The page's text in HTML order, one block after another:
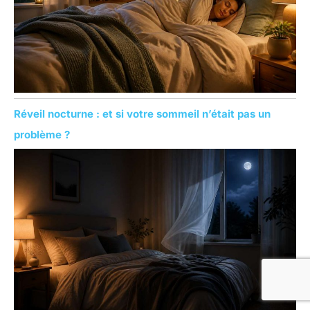
Réveil nocturne : et si votre sommeil n’était pas un
problème ?